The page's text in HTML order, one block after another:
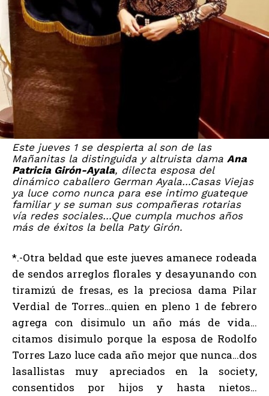
Este jueves 1 se despierta al son de las
Mañanitas la distinguida y altruista dama Ana
Patricia Girón-Ayala, dilecta esposa del
dinámico caballero German Ayala…Casas Viejas
ya luce como nunca para ese intimo guateque
familiar y se suman sus compañeras rotarias
vía redes sociales…Que cumpla muchos años
más de éxitos la bella Paty Girón.
*.-Otra beldad que este jueves amanece rodeada
de sendos arreglos florales y desayunando con
tiramizú de fresas, es la preciosa dama Pilar
Verdial de Torres…quien en pleno 1 de febrero
agrega con disimulo un año más de vida…
citamos disimulo porque la esposa de Rodolfo
Torres Lazo luce cada año mejor que nunca…dos
lasallistas muy apreciados en la society,
consentidos por hijos y hasta nietos…